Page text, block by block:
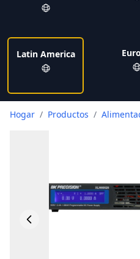
Latin America
Hogar / Productos /